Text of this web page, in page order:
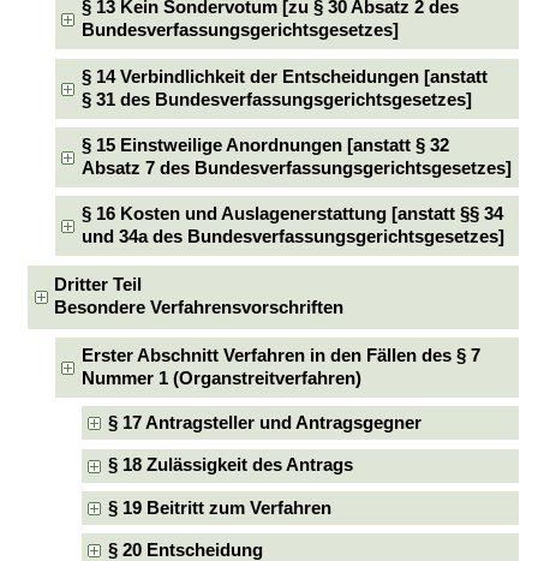
§ 13 Kein Sondervotum [zu § 30 Absatz 2 des
Bundesverfassungsgerichtsgesetzes]
§ 14 Verbindlichkeit der Entscheidungen [anstatt
§ 31 des Bundesverfassungsgerichtsgesetzes]
§ 15 Einstweilige Anordnungen [anstatt § 32
Absatz 7 des Bundesverfassungsgerichtsgesetzes]
§ 16 Kosten und Auslagenerstattung [anstatt §§ 34
und 34a des Bundesverfassungsgerichtsgesetzes]
Dritter Teil
Besondere Verfahrensvorschriften
Erster Abschnitt Verfahren in den Fällen des § 7
Nummer 1 (Organstreitverfahren)
§ 17 Antragsteller und Antragsgegner
§ 18 Zulässigkeit des Antrags
§ 19 Beitritt zum Verfahren
§ 20 Entscheidung